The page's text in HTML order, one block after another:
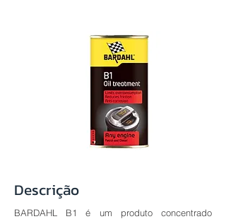
Descrição
BARDAHL B1 é um produto concentrado